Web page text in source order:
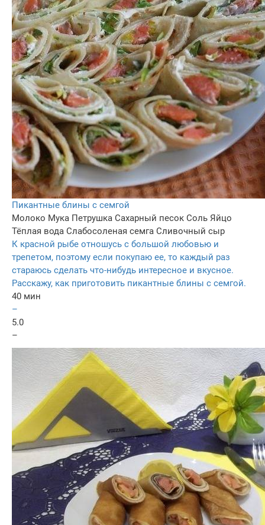
Пикантные блины с семгой
Молоко Мука Петрушка Сахарный песок Соль Яйцо
Тёплая вода Слабосоленая семга Сливочный сыр
К красной рыбе отношусь с большой любовью и
трепетом, поэтому если покупаю ее, то каждый раз
стараюсь сделать что-нибудь интересное и вкусное.
Расскажу, как приготовить пикантные блины с семгой.
40 мин
–
5.0
–